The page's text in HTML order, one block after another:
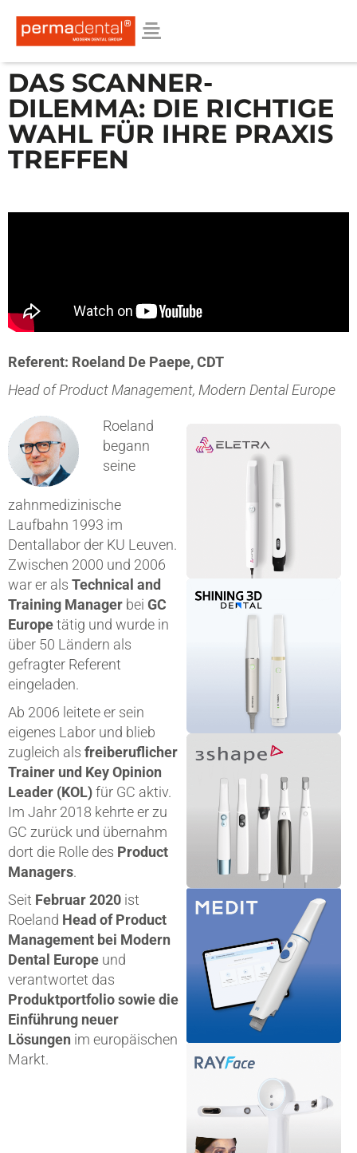
DAS SCANNER-
DILEMMA: DIE RICHTIGE
WAHL FÜR IHRE PRAXIS
TREFFEN
Referent: Roeland De Paepe, CDT
Head of Product Management, Modern Dental Europe
Roeland
begann
seine
zahnmedizinische
Laufbahn 1993 im
Dentallabor der KU Leuven.
Zwischen 2000 und 2006
war er als Technical and
Training Manager bei GC
Europetätig und wurde in
über 50 Ländern als
gefragter Referent
eingeladen.
Ab 2006 leitete er sein
eigenes Labor und blieb
zugleich als freiberuflicher
Trainer und Key Opinion
Leader (KOL)für GC aktiv.
Im Jahr 2018 kehrte er zu
GC zurück und übernahm
dort die Rolle des Product
Managers.
Seit Februar 2020 ist
Roeland Head of Product
Management bei Modern
Dental Europe und
verantwortet das
Produktportfolio sowie die
Einführung neuer
Lösungen im europäischen
Markt.